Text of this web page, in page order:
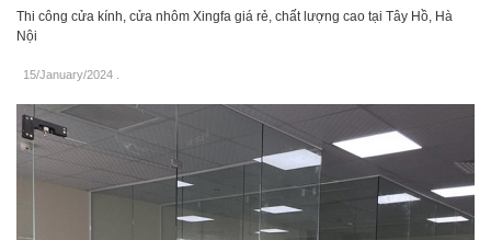
Thi công cửa kính, cửa nhôm Xingfa giá rẻ, chất lượng cao tại Tây Hồ, Hà
Nội
15/January/2024